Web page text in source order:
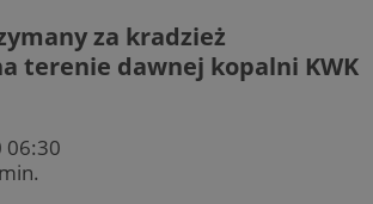
za kradzież
terenie dawnej kopalni KWK
06:30